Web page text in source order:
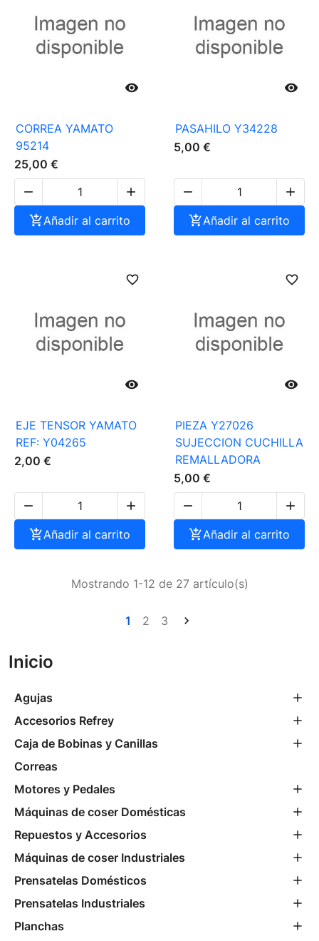
Inicio
Agujas
Accesorios Refrey
Caja de Bobinas y Canillas
Correas
Motores y Pedales
Máquinas de coser Domésticas
Repuestos y Accesorios
Máquinas de coser Industriales
Prensatelas Domésticos
Prensatelas Industriales
Planchas

CORREA YAMATO
95214
25,00 €


Añadir al carrito

PASAHILO Y34228
5,00 €


Añadir al carrito

favorite_border
EJE TENSOR YAMATO
REF: Y04265
2,00 €


Añadir al carrito

favorite_border
PIEZA Y27026
SUJECCION CUCHILLA
REMALLADORA
5,00 €


Añadir al carrito
Mostrando 1-12 de 27 artículo(s)
1 2 3 